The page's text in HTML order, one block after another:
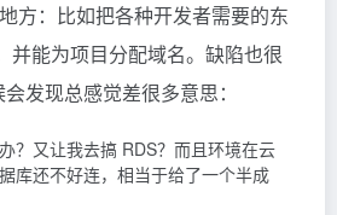
方：比如把各种开发者需要的东
并能为项目分配域名。缺陷也很
发现总感觉差很多意思：
？又让我去搞 RDS？而且环境在云
库还不好连，相当于给了一个半成